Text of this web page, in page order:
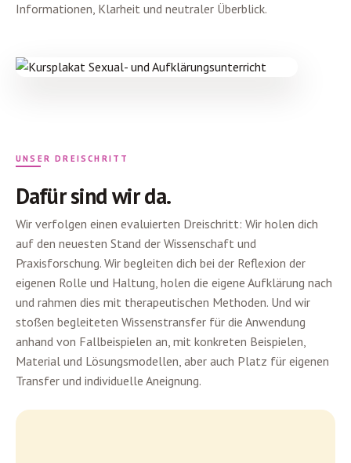
Informationen, Klarheit und neutraler Überblick.
UNSER DREISCHRITT
Dafür sind wir da.
Wir verfolgen einen evaluierten Dreischritt: Wir holen dich
auf den neuesten Stand der Wissenschaft und
Praxisforschung. Wir begleiten dich bei der Reflexion der
eigenen Rolle und Haltung, holen die eigene Aufklärung nach
und rahmen dies mit therapeutischen Methoden. Und wir
stoßen begleiteten Wissenstransfer für die Anwendung
anhand von Fallbeispielen an, mit konkreten Beispielen,
Material und Lösungsmodellen, aber auch Platz für eigenen
Transfer und individuelle Aneignung.